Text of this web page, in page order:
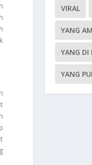
VIRAL
YANG
YANG DI
YANG